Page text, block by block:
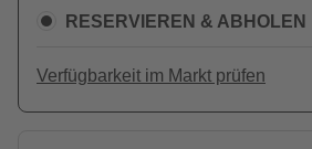
RESERVIEREN & ABHOLEN
Verfügbarkeit im Markt prüfen